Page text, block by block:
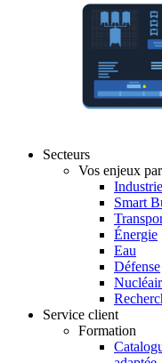
Secteurs
Vos enjeux
Industrie
Smart
Énergie
Eau
Défense
Service client
Formation